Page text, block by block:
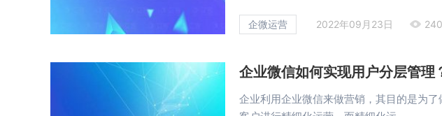
企微运营 2022年09月23日 240
企业微信如何实现用户分层管理
企业利用企业微信来做营销，其目的是为